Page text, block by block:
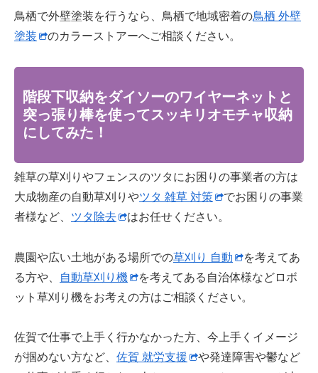
鳥栖で外壁塗装を行うなら、鳥栖で地域密着の鳥栖 外壁
塗装
のカラーストアーへご相談ください。
階段下収納をダイソーのワイヤーネットと
突っ張り棒を使ってスッキリオモチャ収納
にしてみた！
雑草の草刈りやフェンスのツタにお困りの事業者の方は
大成物産の自動草刈りやツタ 雑草 対策
でお困りの事業
者様など、 ツタ除去 はお任せください。
農園や広い土地がある場所での草刈り 自動
を考えてあ
る方や、
自動草刈り機
を考えてある自治体様などロボ
ット草刈り機をお考えの方はご相談ください。
佐賀で仕事で上手く行かなかった方、今上手くイメージ
が掴めない方など、 佐賀 就労支援
や発達障害や鬱など